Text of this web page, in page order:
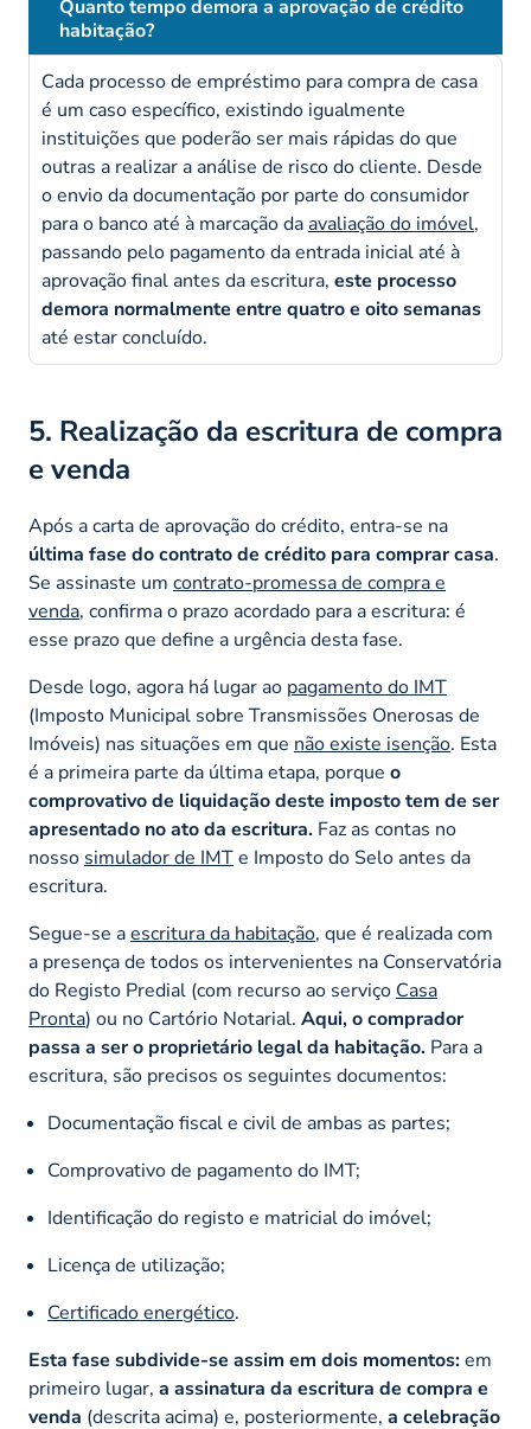
Quanto tempo demora a aprovação de crédito
habitação?
Cada processo de empréstimo para compra de casa
é um caso específico, existindo igualmente
instituições que poderão ser mais rápidas do que
outras a realizar a análise de risco do cliente. Desde
o envio da documentação por parte do consumidor
para o banco até à marcação da avaliação do imóvel,
passando pelo pagamento da entrada inicial até à
aprovação final antes da escritura, este processo
demora normalmente entre quatro e oito semanas
até estar concluído.
5. Realização da escritura de compra
e venda
Após a carta de aprovação do crédito, entra-se na
última fase do contrato de crédito para comprar casa.
Se assinaste um contrato-promessa de compra e
venda, confirma o prazo acordado para a escritura: é
esse prazo que define a urgência desta fase.
Desde logo, agora há lugar ao pagamento do IMT
(Imposto Municipal sobre Transmissões Onerosas de
Imóveis) nas situações em que não existe isenção. Esta
é a primeira parte da última etapa, porque o
comprovativo de liquidação deste imposto tem de ser
apresentado no ato da escritura. Faz as contas no
nosso simulador de IMTe Imposto do Selo antes da
escritura.
Segue-se aescritura da habitação, que é realizada com
a presença de todos os intervenientes na Conservatória
do Registo Predial (com recurso ao serviço Casa
Pronta) ou no Cartório Notarial. Aqui, o comprador
passa a ser o proprietário legal da habitação. Para a
escritura, são precisos os seguintes documentos:
Documentação fiscal e civil de ambas as partes;
Comprovativo de pagamento do IMT;
Identificação do registo e matricial do imóvel;
Licença de utilização;
Certificado energético.
Esta fase subdivide-se assim em dois momentos:em
primeiro lugar, a assinatura da escritura de compra e
venda (descrita acima) e, posteriormente, a celebração